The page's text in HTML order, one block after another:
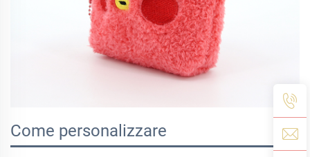
Come personalizzare